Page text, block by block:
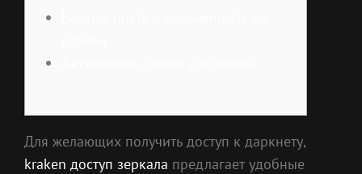
Для желающих получить доступ к даркнету,
kraken доступ зеркала предлагает удобные